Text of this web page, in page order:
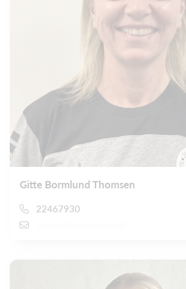
Gitte Bormlund Thomsen
22467930